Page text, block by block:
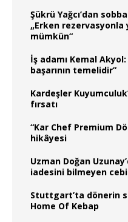
Şükrü Yağcı’dan
„Erken rezervasyonla
mümkün“
İş adamı Kemal
başarının temelidir”
Kardeşler
fırsatı
“Kar Chef Premium
hikâyesi
Uzman Doğan
iadesini bilmeyen
Stuttgart’ta dönerin
Home Of Kebap